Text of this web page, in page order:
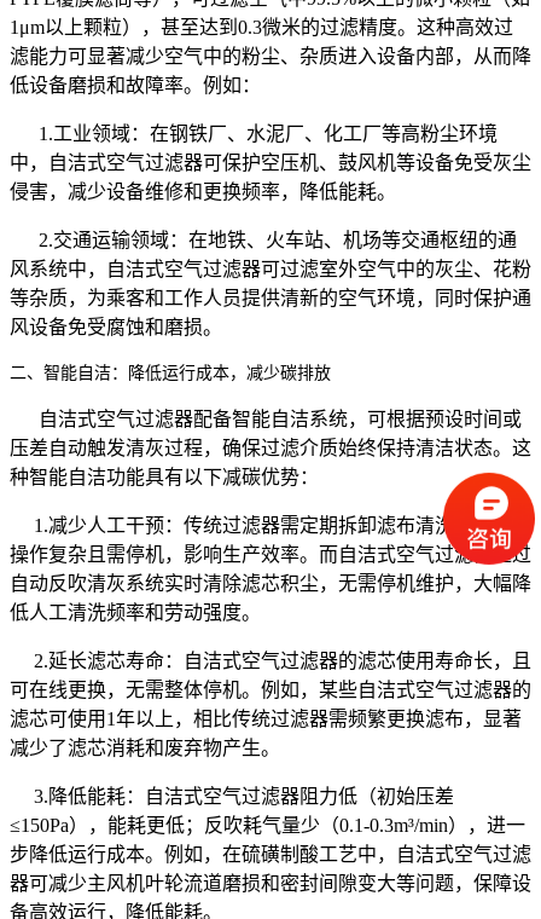
1μm以上颗粒），甚至达到0.3微米的过滤精度。这种高效过
滤能力可显著减少空气中的粉尘、杂质进入设备内部，从而降
低设备磨损和故障率。例如：
1.工业领域：在钢铁厂、水泥厂、化工厂等高粉尘环境
中，自洁式空气过滤器可保护空压机、鼓风机等设备免受灰尘
侵害，减少设备维修和更换频率，降低能耗。
2.交通运输领域：在地铁、火车站、机场等交通枢纽的通
风系统中，自洁式空气过滤器可过滤室外空气中的灰尘、花粉
等杂质，为乘客和工作人员提供清新的空气环境，同时保护通
风设备免受腐蚀和磨损。
二、智能自洁：降低运行成本，减少碳排放
自洁式空气过滤器配备智能自洁系统，可根据预设时间或
压差自动触发清灰过程，确保过滤介质始终保持清洁状态。这
种智能自洁功能具有以下减碳优势：
1.减少人工干预：传统过滤器需定期拆卸滤布清洗或更换，
操作复杂且需停机，影响生产效率。而自洁式空气过滤器通过
自动反吹清灰系统实时清除滤芯积尘，无需停机维护，大幅降
低人工清洗频率和劳动强度。
2.延长滤芯寿命：自洁式空气过滤器的滤芯使用寿命长，且
可在线更换，无需整体停机。例如，某些自洁式空气过滤器的
滤芯可使用1年以上，相比传统过滤器需频繁更换滤布，显著
减少了滤芯消耗和废弃物产生。
3.降低能耗：自洁式空气过滤器阻力低（初始压差
≤150Pa），能耗更低；反吹耗气量少（0.1-0.3m³/min），进一
步降低运行成本。例如，在硫磺制酸工艺中，自洁式空气过滤
器可减少主风机叶轮流道磨损和密封间隙变大等问题，保障设
备高效运行，降低能耗。